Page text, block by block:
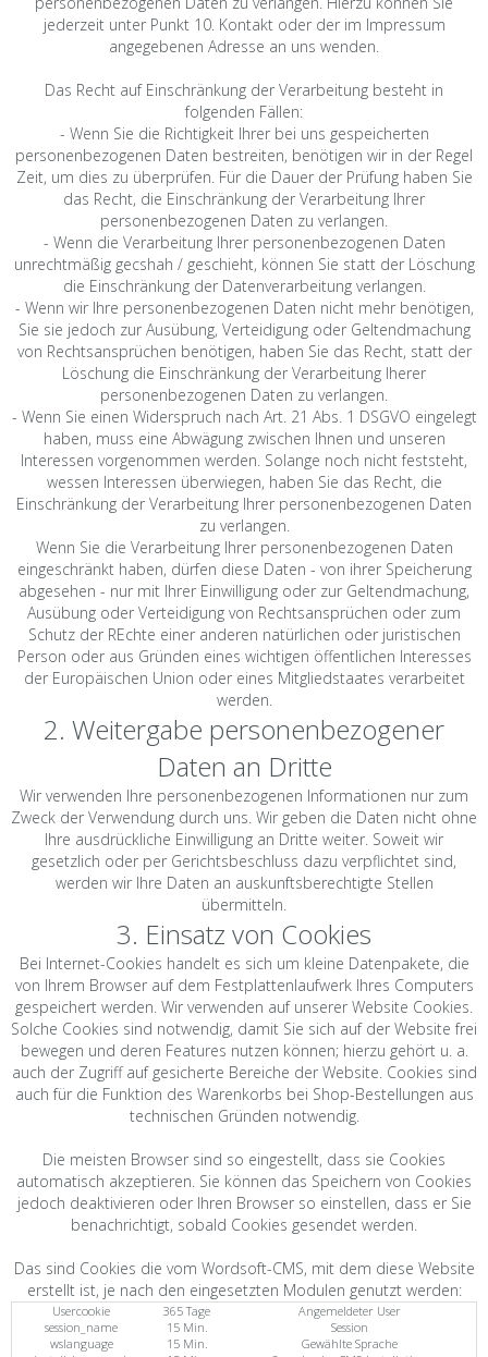
jederzeit unter Punkt 10. Kontakt oder der im Impressum
angegebenen Adresse an uns wenden.
Das Recht auf Einschränkung der Verarbeitung besteht in
folgenden Fällen:
- Wenn Sie die Richtigkeit Ihrer bei uns gespeicherten
personenbezogenen Daten bestreiten, benötigen wir in der Regel
Zeit, um dies zu überprüfen. Für die Dauer der Prüfung haben Sie
das Recht, die Einschränkung der Verarbeitung Ihrer
personenbezogenen Daten zu verlangen.
- Wenn die Verarbeitung Ihrer personenbezogenen Daten
unrechtmäßig gecshah / geschieht, können Sie statt der Löschung
die Einschränkung der Datenverarbeitung verlangen.
- Wenn wir Ihre personenbezogenen Daten nicht mehr benötigen,
Sie sie jedoch zur Ausübung, Verteidigung oder Geltendmachung
von Rechtsansprüchen benötigen, haben Sie das Recht, statt der
Löschung die Einschränkung der Verarbeitung Iherer
personenbezogenen Daten zu verlangen.
- Wenn Sie einen Widerspruch nach Art. 21 Abs. 1 DSGVO eingelegt
haben, muss eine Abwägung zwischen Ihnen und unseren
Interessen vorgenommen werden. Solange noch nicht feststeht,
wessen Interessen überwiegen, haben Sie das Recht, die
Einschränkung der Verarbeitung Ihrer personenbezogenen Daten
zu verlangen.
Wenn Sie die Verarbeitung Ihrer personenbezogenen Daten
eingeschränkt haben, dürfen diese Daten - von ihrer Speicherung
abgesehen - nur mit Ihrer Einwilligung oder zur Geltendmachung,
Ausübung oder Verteidigung von Rechtsansprüchen oder zum
Schutz der REchte einer anderen natürlichen oder juristischen
Person oder aus Gründen eines wichtigen öffentlichen Interesses
der Europäischen Union oder eines Mitgliedstaates verarbeitet
werden.
2. Weitergabe personenbezogener
Daten an Dritte
Wir verwenden Ihre personenbezogenen Informationen nur zum
Zweck der Verwendung durch uns. Wir geben die Daten nicht ohne
Ihre ausdrückliche Einwilligung an Dritte weiter. Soweit wir
gesetzlich oder per Gerichtsbeschluss dazu verpflichtet sind,
werden wir Ihre Daten an auskunftsberechtigte Stellen
übermitteln.
3. Einsatz von Cookies
Bei Internet-Cookies handelt es sich um kleine Datenpakete, die
von Ihrem Browser auf dem Festplattenlaufwerk Ihres Computers
gespeichert werden. Wir verwenden auf unserer Website Cookies.
Solche Cookies sind notwendig, damit Sie sich auf der Website frei
bewegen und deren Features nutzen können; hierzu gehört u. a.
auch der Zugriff auf gesicherte Bereiche der Website. Cookies sind
auch für die Funktion des Warenkorbs bei Shop-Bestellungen aus
technischen Gründen notwendig.
Die meisten Browser sind so eingestellt, dass sie Cookies
automatisch akzeptieren. Sie können das Speichern von Cookies
jedoch deaktivieren oder Ihren Browser so einstellen, dass er Sie
benachrichtigt, sobald Cookies gesendet werden.
Das sind Cookies die vom Wordsoft-CMS, mit dem diese Website
erstellt ist, je nach den eingesetzten Modulen genutzt werden:
Usercookie 365 Tage
Angemeldeter User
session_name
15 Min.
Session
wslanguage
15 Min.
Gewählte Sprache